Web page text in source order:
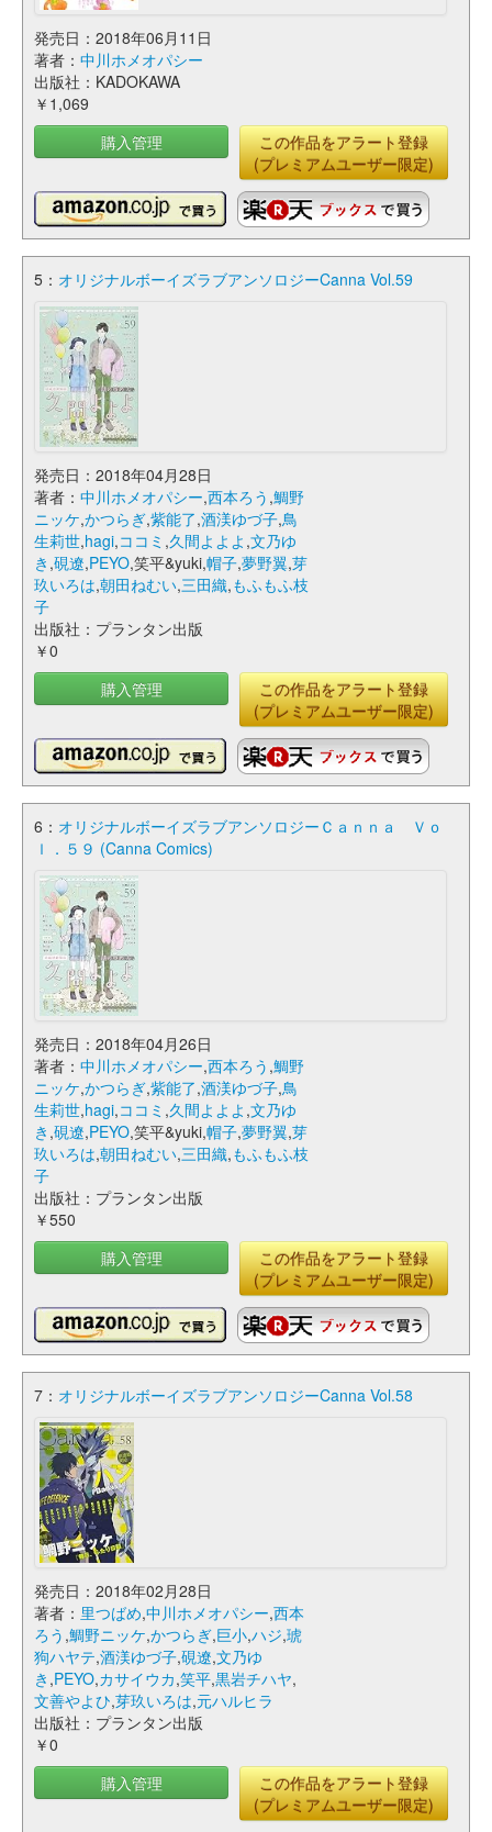
発売日：2018年06月11日
著者： 中川ホメオパシー
出版社：KADOKAWA
￥1,069
購入管理
この作品をアラート登録
(プレミアムユーザー限定)
5： オリジナルボーイズラブアンソロジーCanna Vol.59
発売日：2018年04月28日
著者： 中川ホメオパシー,西本ろう ,鯛野
ニッケ,かつらぎ,紫能了,酒渼ゆづ子,鳥
生莉世,hagi,ココミ ,久間よよよ ,文乃ゆ
き ,硯遼,PEYO,笑平&yuki,帽子,夢野翼,芽
玖いろは,朝田ねむい,三田織,もふもふ枝
子
出版社：プランタン出版
￥0
購入管理
この作品をアラート登録
(プレミアムユーザー限定)
6： オリジナルボーイズラブアンソロジーＣａｎｎａ Ｖｏ
ｌ．５９ (Canna Comics)
発売日：2018年04月26日
著者： 中川ホメオパシー,西本ろう ,鯛野
ニッケ,かつらぎ,紫能了,酒渼ゆづ子,鳥
生莉世,hagi,ココミ ,久間よよよ ,文乃ゆ
き ,硯遼,PEYO,笑平&yuki,帽子,夢野翼,芽
玖いろは,朝田ねむい,三田織,もふもふ枝
子
出版社：プランタン出版
￥550
購入管理
この作品をアラート登録
(プレミアムユーザー限定)
7： オリジナルボーイズラブアンソロジーCanna Vol.58
発売日：2018年02月28日
著者： 里つばめ,中川ホメオパシー,西本
ろう ,鯛野ニッケ,かつらぎ,巨小,ハジ,琥
狗ハヤテ,酒渼ゆづ子,硯遼,文乃ゆ
き ,PEYO,カサイウカ,笑平,黒岩チハヤ,
文善やよひ,芽玖いろは,元ハルヒラ
出版社：プランタン出版
￥0
購入管理
この作品をアラート登録
(プレミアムユーザー限定)